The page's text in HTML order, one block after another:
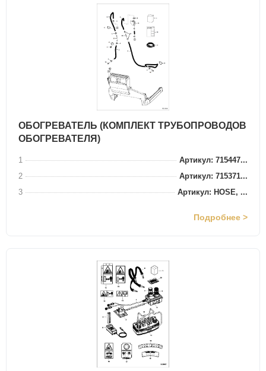
ОБОГРЕВАТЕЛЬ (КОМПЛЕКТ ТРУБОПРОВОДОВ
ОБОГРЕВАТЕЛЯ)
1
Артикул: 715447...
2
Артикул: 715371...
3
Артикул: HOSE, ...
Подробнее >